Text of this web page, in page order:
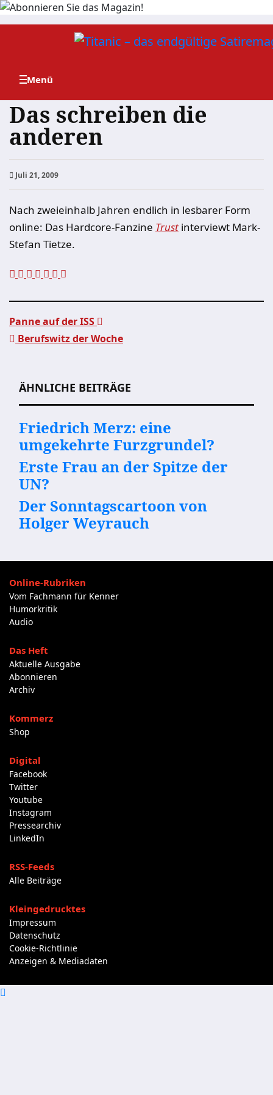
Zum
Das schreiben die
anderen
Juli 21, 2009
Nach zweieinhalb Jahren endlich in lesbarer Form
online: Das Hardcore-Fanzine Trust interviewt Mark-
Stefan Tietze.
Panne auf der ISS
Berufswitz der Woche
ÄHNLICHE BEITRÄGE
Friedrich Merz: eine
umgekehrte Furzgrundel?
Erste Frau an der Spitze der
UN?
Der Sonntagscartoon von
Holger Weyrauch
Online-Rubriken
Vom Fachmann für Kenner
Humorkritik
Audio
Das Heft
Aktuelle Ausgabe
Abonnieren
Archiv
Kommerz
Shop
Digital
Facebook
Twitter
Youtube
Instagram
Pressearchiv
LinkedIn
RSS-Feeds
Alle Beiträge
Kleingedrucktes
Impressum
Datenschutz
Cookie-Richtlinie
Anzeigen & Mediadaten